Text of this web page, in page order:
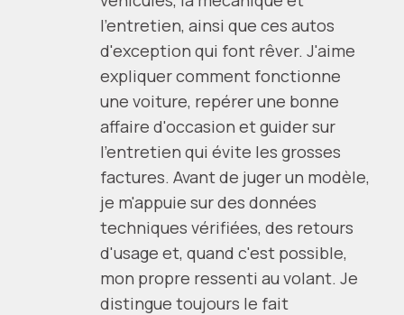
l'entretien, ainsi que ces autos
d'exception qui font rêver. J'aime
expliquer comment fonctionne
une voiture, repérer une bonne
affaire d'occasion et guider sur
l'entretien qui évite les grosses
factures. Avant de juger un modèle,
je m'appuie sur des données
techniques vérifiées, des retours
d'usage et, quand c'est possible,
mon propre ressenti au volant. Je
distingue toujours le fait